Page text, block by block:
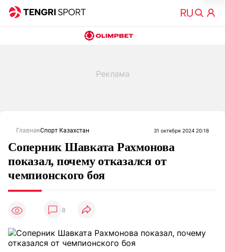
ГлавнаяСпорт Казахстан 31 октября 2024 20:18
Соперник Шавката Рахмонова
показал, почему отказался от
чемпионского боя
8